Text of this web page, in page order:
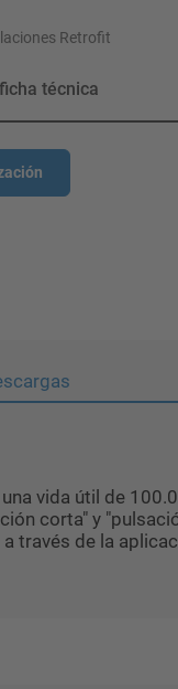
Retrofit
técnica
vida útil de
corta" y
través de la